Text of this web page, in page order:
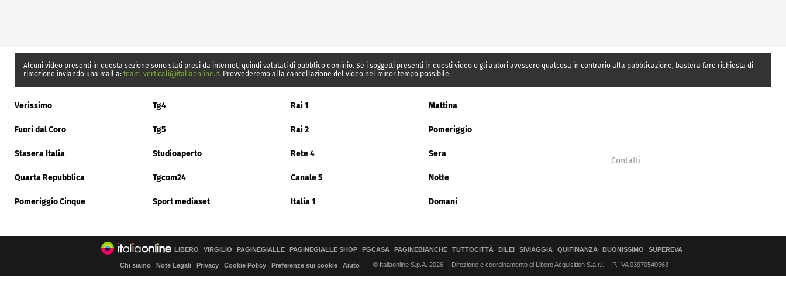
Alcuni video presenti in questa sezione sono stati presi da internet, quindi valutati di pubblico dominio. Se i soggetti presenti in questi video o gli autori avessero qualcosa in contrario alla pubblicazione, basterà fare richiesta di
rimozione inviando una mail a: team_verticali@italiaonline.it. Provvederemo alla cancellazione del video nel minor tempo possibile.
Verissimo Tg4 Rai 1 Mattina
Fuori dal Coro Tg5 Rai 2 Pomeriggio
Stasera Italia Studioaperto Rete 4 Sera
Quarta Repubblica Tgcom24 Canale 5 Notte
Pomeriggio Cinque Sport mediaset Italia 1 Domani
Contatti
LIBERO VIRGILIO PAGINEGIALLE PAGINEGIALLE SHOP PGCASA PAGINEBIANCHE TUTTOCITTÀ DILEI SIVIAGGIA QUIFINANZA BUONISSIMO SUPEREVA
Chi siamo Note Legali Privacy Cookie Policy Preferenze sui cookie Aiuto © Italiaonline S.p.A. 2026 Direzione e coordinamento di Libero Acquisition S.á r.l. P. IVA 03970540963